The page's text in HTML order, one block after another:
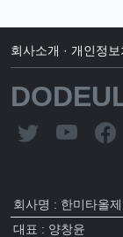
회사소개 · 개인정보
회사명 : 한미타올
대표 : 양창윤